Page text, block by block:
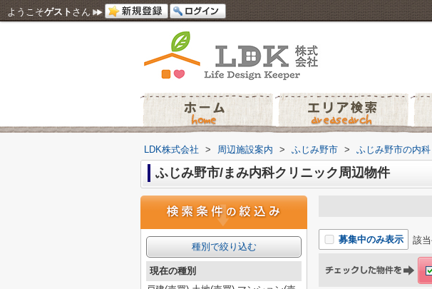
ようこそゲスト さん
LDK株式会社 > 周辺施設案内 > ふじみ野市 > ふじみ野市の内科
ふじみ野市/まみ内科クリニック周辺物件
募集中のみ表示 該
種別で絞り込む
現在の種別